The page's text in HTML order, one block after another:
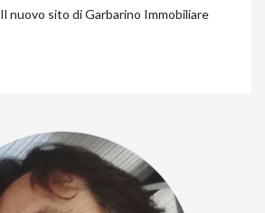
Il nuovo sito di Garbarino Immobiliare